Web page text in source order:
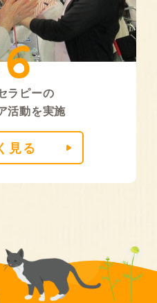
ラピーの
活動を実施
見る